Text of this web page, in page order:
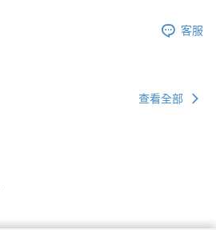
客服
查看全部